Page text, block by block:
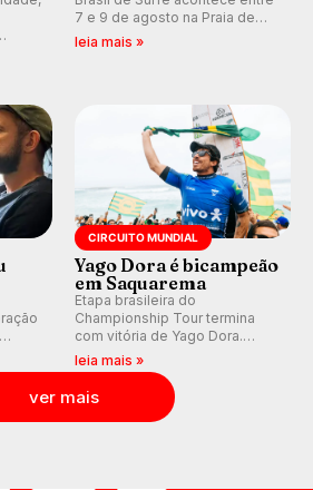
7 e 9 de agosto na Praia de
Miami (RN), em disputas
leia mais »
CIRCUITO MUNDIAL
Yago Dora é bicampeão
em Saquarema
Etapa brasileira do
Championship Tour termina
com vitória de Yago Dora.
Sawyer Lindblad vence entre
as mulheres e Leonardo
Fioravanti assume liderança do
ranking mundial da WSL, na
etapa de Saquarema.
leia mais »
ver mais